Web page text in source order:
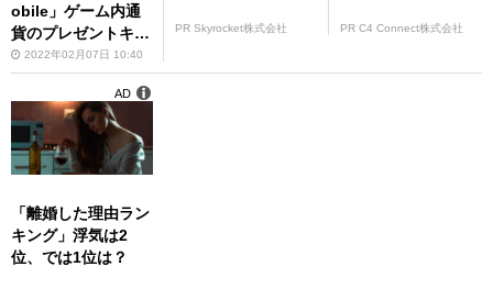
obile」ゲーム内通
貨のプレゼントキャ
ンペーンが開催
2022年02月07日 10:40
PR Skyrocket株式会社 PR C4 Connect株式会社
「離婚した理由ラン
キング」浮気は2
位、では1位は？
AD